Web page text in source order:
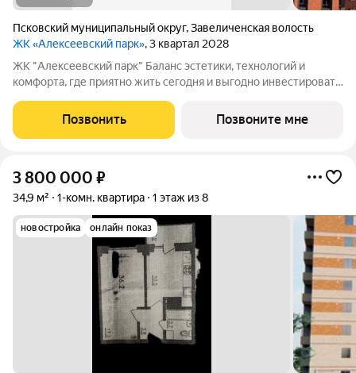
Псковский муниципальный округ,Завеличенская волость
ЖК «Алексеевский парк», 3 квартал 2028
ЖК "Алексеевский парк" Баланс эстетики, технологий и
комфорта, где приятно жить сегодня и выгодно инвестировать
современный проект комфорт класса в развивающемся
районе дальнего Завеличья. Дом выполнен в
Позвонить Позвоните мне
3 800 000 ₽
34,9 м² 1-комн. квартира 1 этаж из 8
новостройка онлайн показ